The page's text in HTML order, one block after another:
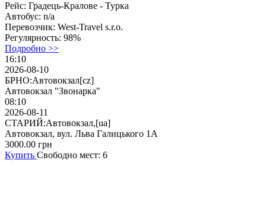
Рейс: Градець-Кралове - Турка
Автобус: n/a
Перевозчик: West-Travel s.r.o.
Регулярность: 98%
Подробно >>
16:10
2026-08-10
БРНО:Автовокзал[cz]
Автовокзал "Звонарка"
08:10
2026-08-11
СТАРИЙ:Автовокзал,[ua]
Автовокзал, вул. Льва Галицького 1А
3000.00 грн
Купить Свободно мест: 6